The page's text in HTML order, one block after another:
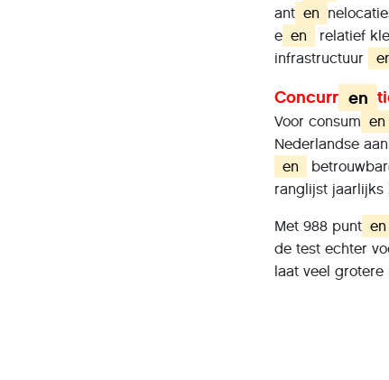
ant en
e en relatief
infrastructuur
Concurr en
Voor consum en
Nederlandse
en
ranglijst jaarlijks
Met 988 punt en
de test echter
laat veel grotere